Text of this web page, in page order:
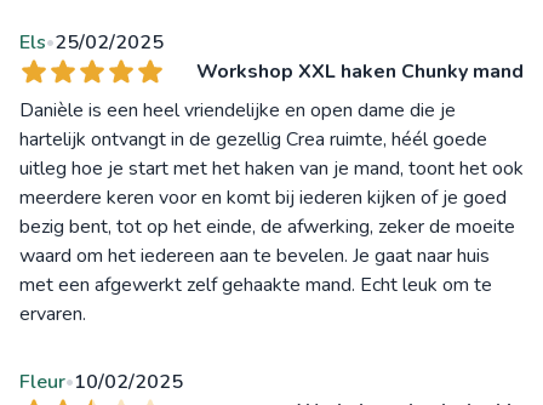
Els•25/02/2025
Workshop XXL haken Chunky mand
Danièle is een heel vriendelijke en open dame die je
hartelijk ontvangt in de gezellig Crea ruimte, héél goede
uitleg hoe je start met het haken van je mand, toont het ook
meerdere keren voor en komt bij iederen kijken of je goed
bezig bent, tot op het einde, de afwerking, zeker de moeite
waard om het iedereen aan te bevelen. Je gaat naar huis
met een afgewerkt zelf gehaakte mand. Echt leuk om te
ervaren.
Fleur•10/02/2025